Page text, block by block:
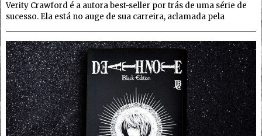
Verity Crawford é a autora best-seller por trás de uma série de
sucesso. Ela está no auge de sua carreira, aclamada pela